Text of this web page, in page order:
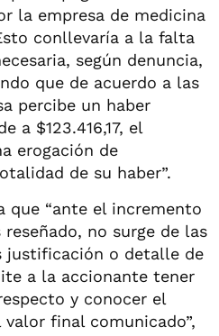
la empresa de medicina
conllevaría a la falta
según denuncia,
que de acuerdo a las
percibe un haber
a $123.416,17, el
erogación de
de su haber”.
que “ante el incremento
no surge de las
justificación o detalle de
a la accionante tener
y conocer el
final comunicado”,